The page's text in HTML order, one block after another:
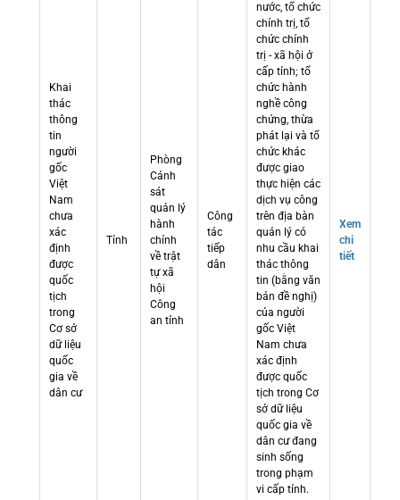
Khai
thác
thông
tin
người
gốc
Việt
Nam
chưa
xác
định
được
quốc
tịch
trong
Cơ sở
dữ liệu
quốc
gia về
dân cư
Tỉnh
Phòng
Cảnh
sát
quản lý
hành
chính
về trật
tự xã
hội
Công
an tỉnh
Công
tác
tiếp
dân
nước, tổ chức
chính trị, tổ
chức chính
trị - xã hội ở
cấp tỉnh; tổ
chức hành
nghề công
chứng, thừa
phát lại và tổ
chức khác
được giao
thực hiện các
dịch vụ công
trên địa bàn
quản lý có
nhu cầu khai
thác thông
tin (bằng văn
bản đề nghị)
của người
gốc Việt
Nam chưa
xác định
được quốc
tịch trong Cơ
sở dữ liệu
quốc gia về
dân cư đang
sinh sống
trong phạm
vi cấp tỉnh.
Xem
chi
tiết